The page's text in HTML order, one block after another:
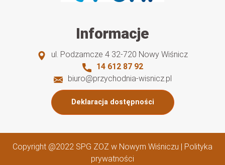
Informacje
ul. Podzamcze 4 32-720 Nowy Wiśnicz
14 612 87 92
biuro@przychodnia-wisnicz.pl
Deklaracja dostępności
Copyright @2022 SPG ZOZ w Nowym Wiśniczu | Polityka
prywatności